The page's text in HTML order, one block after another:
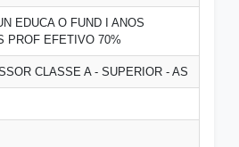
EDUCA O FUND I ANOS
PROF EFETIVO 70%
CLASSE A - SUPERIOR - AS